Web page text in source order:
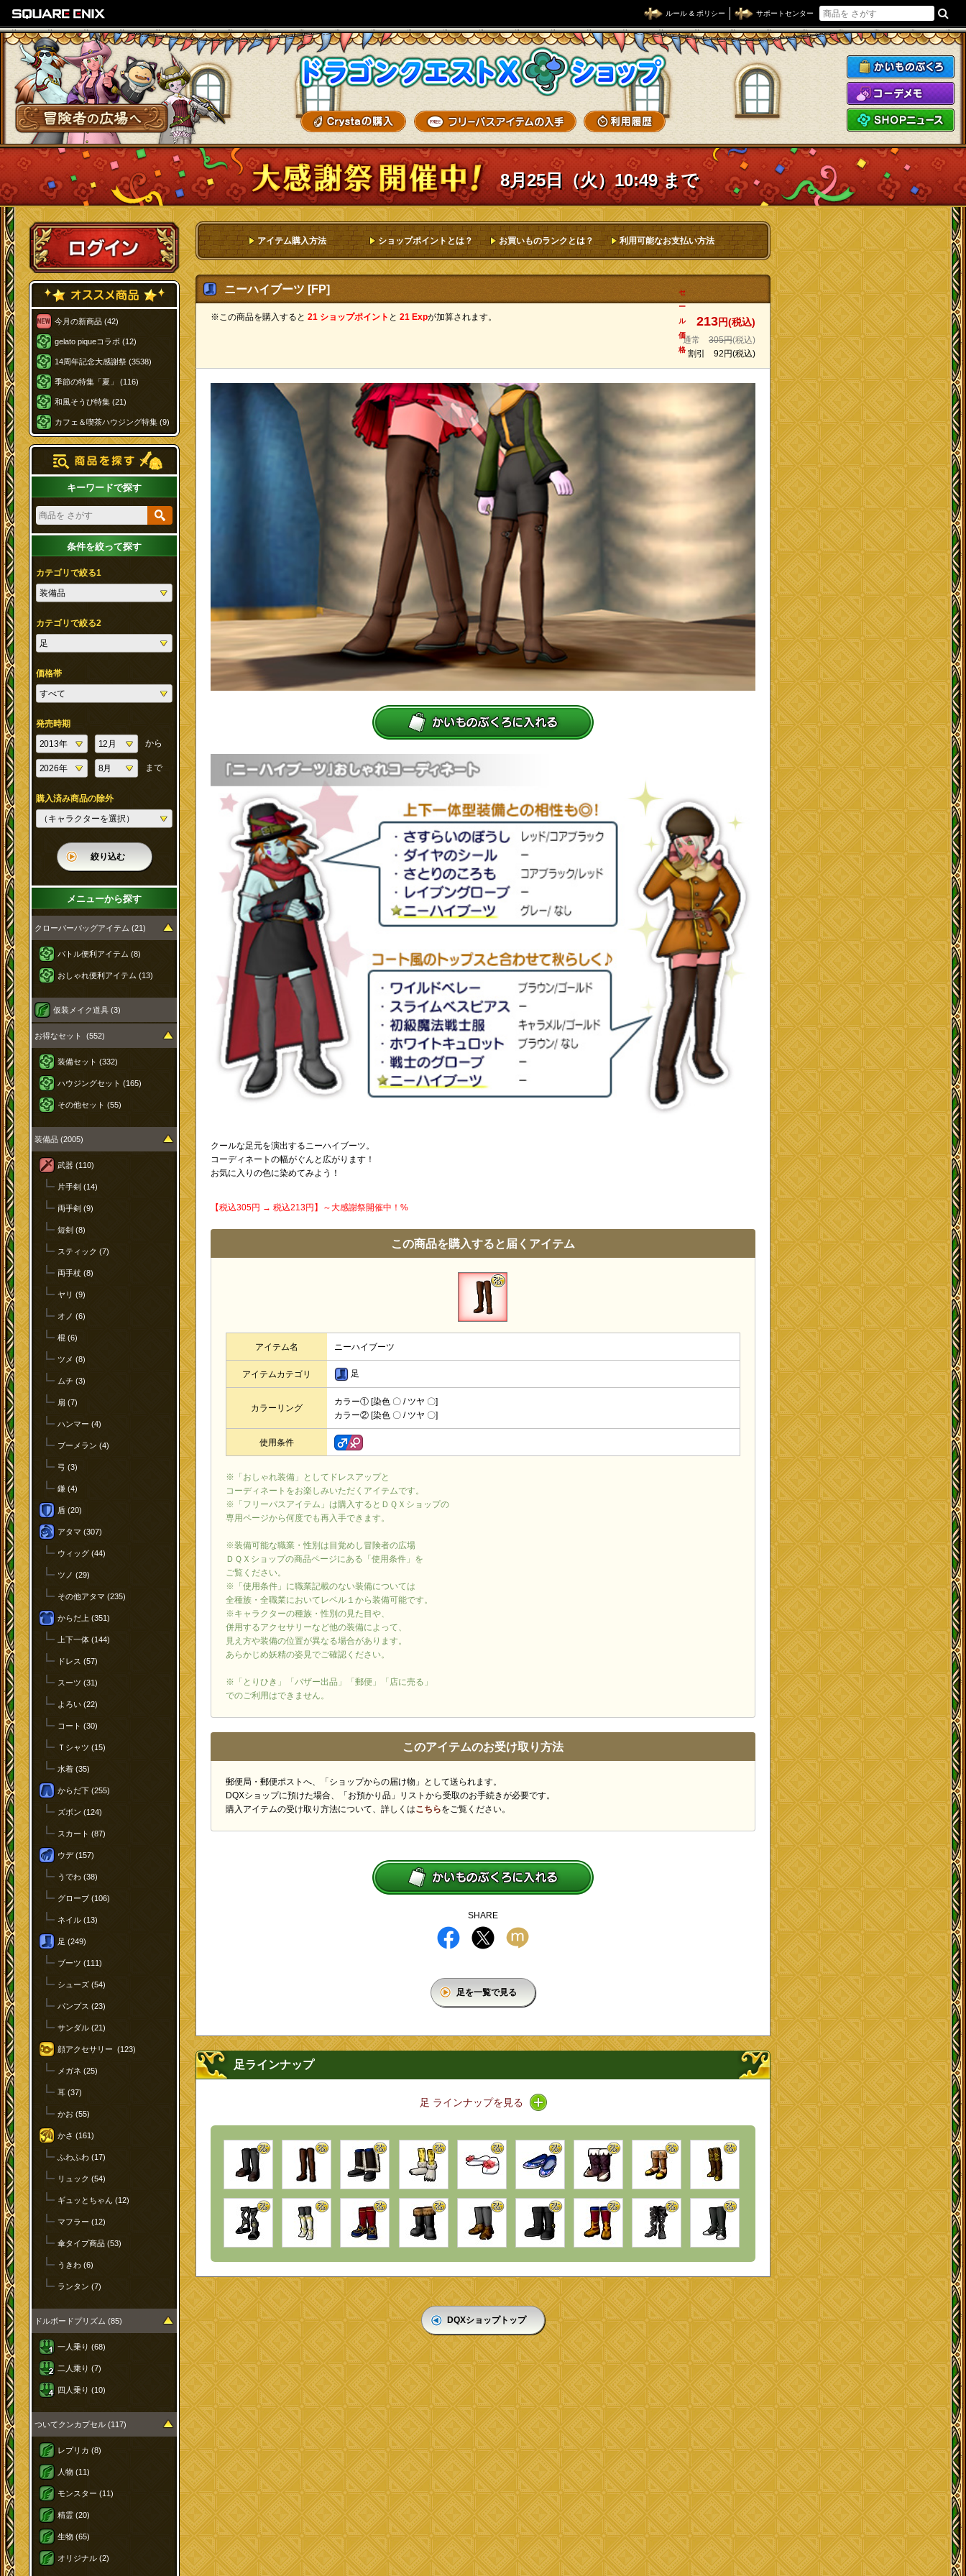
ルール & ポリシー サポートセンター
冒険者の広場へ
ドラゴンクエストXショップ
8月25日（火）10:49 まで
ログイン
今月の新商品 (42)
gelato piqueコラボ (12)
14周年記念大感謝祭 (3538)
季節の特集「夏」 (116)
和風そうび特集 (21)
カフェ＆喫茶ハウジング特集 (9)
キーワードで探す
条件を絞って探す
カテゴリで絞る1
カテゴリで絞る2
価格帯
発売時期
から
まで
購入済み商品の除外
絞り込む
メニューから探す
クローバーバッグアイテム (21)
バトル便利アイテム (8)
おしゃれ便利アイテム (13)
仮装メイク道具 (3)
お得なセット (552)
装備セット (332)
ハウジングセット (165)
その他セット (55)
装備品 (2005)
武器 (110)
片手剣 (14)
両手剣 (9)
短剣 (8)
スティック (7)
両手杖 (8)
ヤリ (9)
オノ (6)
棍 (6)
ツメ (8)
ムチ (3)
扇 (7)
ハンマー (4)
ブーメラン (4)
弓 (3)
鎌 (4)
盾 (20)
アタマ (307)
ウィッグ (44)
ツノ (29)
その他アタマ (235)
からだ上 (351)
上下一体 (144)
ドレス (57)
スーツ (31)
よろい (22)
コート (30)
Ｔシャツ (15)
水着 (35)
からだ下 (255)
ズボン (124)
スカート (87)
ウデ (157)
うでわ (38)
グローブ (106)
ネイル (13)
足 (249)
ブーツ (111)
シューズ (54)
パンプス (23)
サンダル (21)
顔アクセサリー (123)
メガネ (25)
耳 (37)
かお (55)
かさ (161)
ふわふわ (17)
リュック (54)
ギュッとちゃん (12)
マフラー (12)
傘タイプ商品 (53)
うきわ (6)
ランタン (7)
ドルボードプリズム (85)
一人乗り (68)
二人乗り (7)
四人乗り (10)
ついてクンカプセル (117)
レプリカ (8)
人物 (11)
モンスター (11)
精霊 (20)
生物 (65)
オリジナル (2)
アイテム購入方法 ショップポイントとは？ お買いものランクとは？ 利用可能なお支払い方法
ニーハイブーツ [FP]
※この商品を購入すると 21 ショップポイント と 21 Expが加算されます。
セ
ー
ル
価
格
213円(税込)
通常 305円(税込)
割引 92円(税込)
クールな足元を演出するニーハイブーツ。
コーディネートの幅がぐんと広がります！
お気に入りの色に染めてみよう！
【税込305円 → 税込213円】～大感謝祭開催中！%
この商品を購入すると届くアイテム
アイテム名 ニーハイブーツ
アイテムカテゴリ 足
カラーリング
カラー① [染色 〇 / ツヤ 〇]
カラー② [染色 〇 / ツヤ 〇]
使用条件
※「おしゃれ装備」としてドレスアップと
コーディネートをお楽しみいただくアイテムです。
※「フリーパスアイテム」は購入するとＤＱＸショップの
専用ページから何度でも再入手できます。
※装備可能な職業・性別は目覚めし冒険者の広場
ＤＱＸショップの商品ページにある「使用条件」を
ご覧ください。
※「使用条件」に職業記載のない装備については
全種族・全職業においてレベル１から装備可能です。
※キャラクターの種族・性別の見た目や、
併用するアクセサリーなど他の装備によって、
見え方や装備の位置が異なる場合があります。
あらかじめ妖精の姿見でご確認ください。
※「とりひき」「バザー出品」「郵便」「店に売る」
でのご利用はできません。
このアイテムのお受け取り方法
郵便局・郵便ポストへ、「ショップからの届け物」として送られます。
DQXショップに預けた場合、「お預かり品」リストから受取のお手続きが必要です。
購入アイテムの受け取り方法について、詳しくはこちらをご覧ください。
SHARE
足を一覧で見る
足ラインナップ
足 ラインナップを見る アイコン / ラインナップを開く、閉じる
DQXショップトップ